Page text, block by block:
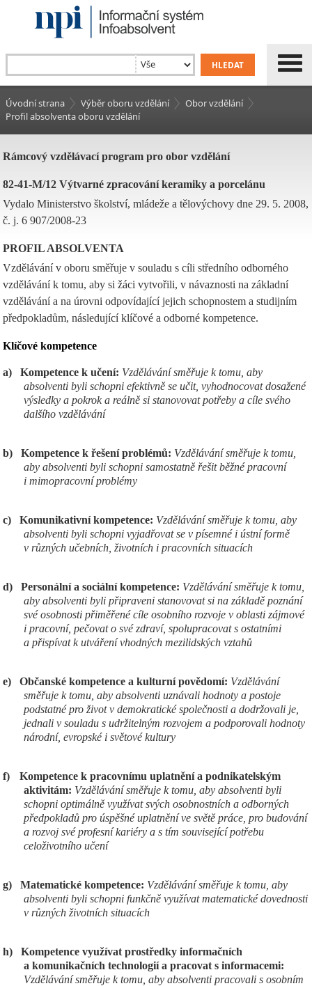
Úvodní strana Výběr oboru vzdělání
Obor vzdělání
Profil absolventa oboru vzdělání
Rámcový vzdělávací program pro obor vzdělání
82-41-M/12 Výtvarné zpracování keramiky a porcelánu
Vydalo Ministerstvo školství, mládeže a tělovýchovy dne 29. 5. 2008,
č. j. 6 907/2008-23
PROFIL ABSOLVENTA
Vzdělávání v oboru směřuje v souladu s cíli středního odborného
vzdělávání k tomu, aby si žáci vytvořili, v návaznosti na základní
vzdělávání a na úrovni odpovídající jejich schopnostem a studijním
předpokladům, následující klíčové a odborné kompetence.
Klíčové kompetence
a) Kompetence k učení: Vzdělávání směřuje k tomu, aby
absolventi byli schopni efektivně se učit, vyhodnocovat dosažené
výsledky a pokrok a reálně si stanovovat potřeby a cíle svého
dalšího vzdělávání
b) Kompetence k řešení problémů: Vzdělávání směřuje k tomu,
aby absolventi byli schopni samostatně řešit běžné pracovní
i mimopracovní problémy
c) Komunikativní kompetence: Vzdělávání směřuje k tomu, aby
absolventi byli schopni vyjadřovat se v písemné i ústní formě
v různých učebních, životních i pracovních situacích
d) Personální a sociální kompetence: Vzdělávání směřuje k tomu,
aby absolventi byli připraveni stanovovat si na základě poznání
své osobnosti přiměřené cíle osobního rozvoje v oblasti zájmové
i pracovní, pečovat o své zdraví, spolupracovat s ostatními
a přispívat k utváření vhodných mezilidských vztahů
e) Občanské kompetence a kulturní povědomí: Vzdělávání
směřuje k tomu, aby absolventi uznávali hodnoty a postoje
podstatné pro život v demokratické společnosti a dodržovali je,
jednali v souladu s udržitelným rozvojem a podporovali hodnoty
národní, evropské i světové kultury
f)
Kompetence k pracovnímu uplatnění a podnikatelským
aktivitám: Vzdělávání směřuje k tomu, aby absolventi byli
schopni optimálně využívat svých osobnostních a odborných
předpokladů pro úspěšné uplatnění ve světě práce, pro budování
a rozvoj své profesní kariéry a s tím související potřebu
celoživotního učení
g) Matematické kompetence: Vzdělávání směřuje k tomu, aby
absolventi byli schopni funkčně využívat matematické dovednosti
v různých životních situacích
h)
Kompetence využívat prostředky informačních
a komunikačních technologií a pracovat s informacemi:
Vzdělávání směřuje k tomu, aby absolventi pracovali s osobním